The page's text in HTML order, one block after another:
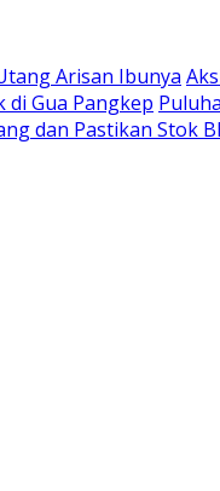
Arisan Ibunya
di Gua Pangkep
dan Pastikan Stok